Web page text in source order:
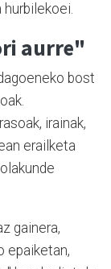
hurbilekoei.
aurre"
bost
irainak,
erailketa
gainera,
epaiketan,